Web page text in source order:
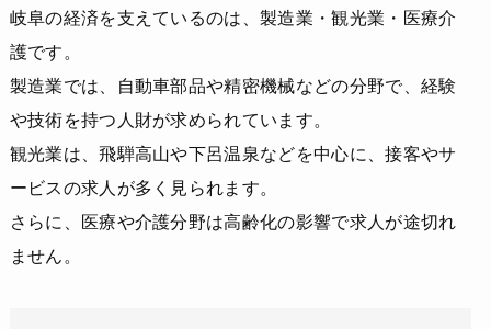
岐阜の経済を支えているのは、製造業・観光業・医療介
護です。
製造業では、自動車部品や精密機械などの分野で、経験
や技術を持つ人財が求められています。
観光業は、飛騨高山や下呂温泉などを中心に、接客やサ
ービスの求人が多く見られます。
さらに、医療や介護分野は高齢化の影響で求人が途切れ
ません。